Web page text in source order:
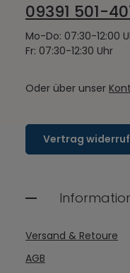
09391 501-
Mo-Do: 07:30-12:00
Fr: 07:30-12:30 Uhr
Oder über unser
Vertrag
Versand & Retoure
AGB